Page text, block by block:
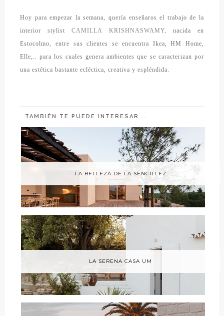
Hoy para empezar la semana, quería enseñaros el trabajo de la
interior stylistCAMILLA KRISHNASWAMY, nacida en
Estocolmo, entre sus clientes se encuentra Ikea, HM Home,
Elle,.. para los cuales generaambientes que se caracterizan por
una estética bastante ecléctica, creativa y espléndida
TAMBIÉN TE PUEDE INTERESAR...
LA BELLEZA DE LA SENCILLEZ
LA SERENA CASA UM